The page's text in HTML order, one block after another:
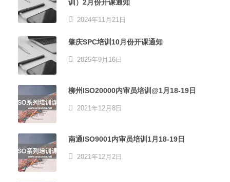
训）2月份开课通知
2024年11月21日
肇庆SPC培训10月份开课通知
2025年9月16日
柳州ISO20000内审员培训@1月18-19日
2021年12月8日
南通ISO9001内审员培训1月18-19日
2021年12月2日